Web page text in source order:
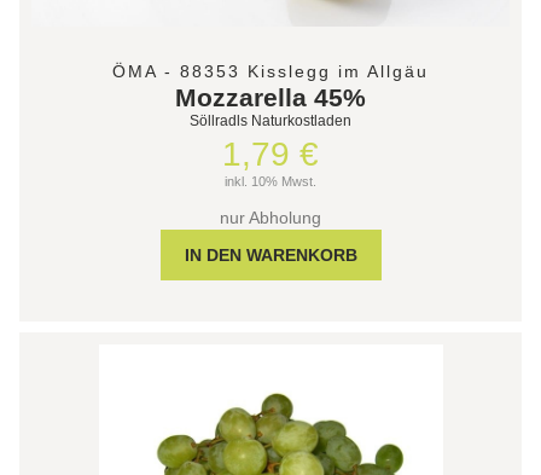
ÖMA - 88353 Kisslegg im Allgäu
Mozzarella 45%
Söllradls Naturkostladen
1,79 €
inkl. 10% Mwst.
nur Abholung